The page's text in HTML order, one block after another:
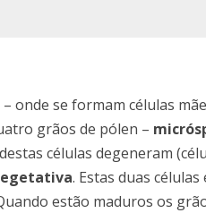
– onde se formam células
grãos de pólen –
células degeneram
. Estas duas células
estão maduros os